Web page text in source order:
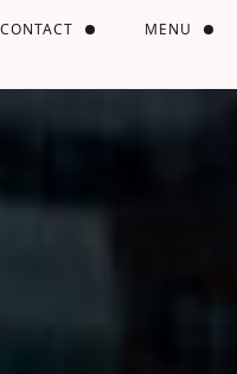
MENU
CONTACT